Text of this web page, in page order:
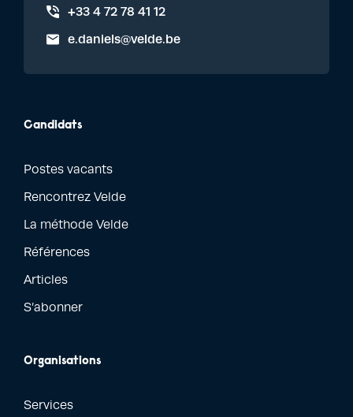
+33 4 72 78 41 12
e.daniels@velde.be
Candidats
Postes vacants
Rencontrez Velde
La méthode Velde
Références
Articles
S’abonner
Organisations
Services